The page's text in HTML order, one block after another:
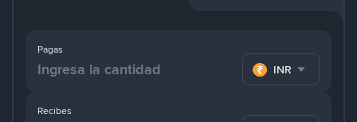
Pagas
INR
Recibes